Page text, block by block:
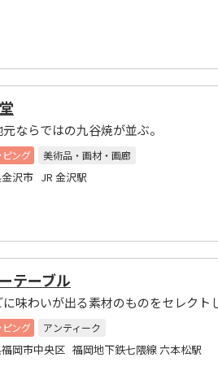
ならではの九谷焼が並ぶ。
ング
美術品・画材・画廊
沢市 JR 金沢駅
テーブル
ング
アンティーク
岡市中央区 福岡地下鉄七隈線 六本松駅